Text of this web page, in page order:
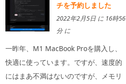
チを予約しました
2022年2月5日 に 16時56
分 に
一昨年、M1 MacBook Proを購入し、
快適に使っています。ですが、速度的
にはまあ不満はないのですが、メモリ